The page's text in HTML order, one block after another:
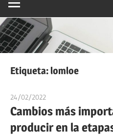
Etiqueta: lomloe
24/02/2022
Cambios más
producir en la